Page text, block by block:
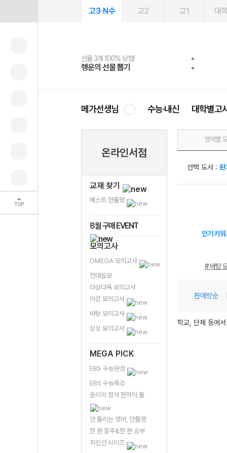
TOP
고3·N수 고2 고1 대
선물 3개 100% 당첨!
행운의 선물 뽑기
선물 100% 증정!
메가스터디 X 올리브
2027 러셀 단과
강사 공개선발
스마트러닝앱
설문 EVENT
메가패스
3일 무료 체험권
메가패스 수강생 무료혜택!
메가클럽 멤버십
사회공헌 캠페인
희망이룸 메가나눔
메가선생님 수능·내신 대학별고
온라인서점
교재 찾기
베스트 한줄평
8월 구매 EVENT
모의고사
OMEGA 모의고사
전대실모
다상다독 모의고사
이감 모의고사
바탕 모의고사
상상 모의고사
MEGA PICK
EBS 수능완성
EBS 수능특강
윤리의 정석 현자의 돌
안 틀리는 영어, 안틀영
한 권 질주&한 판 승부
지인선 시리즈
영역별
선택 도서 : 완
인기키
# 바탕
판매량순
학교, 단체 등에